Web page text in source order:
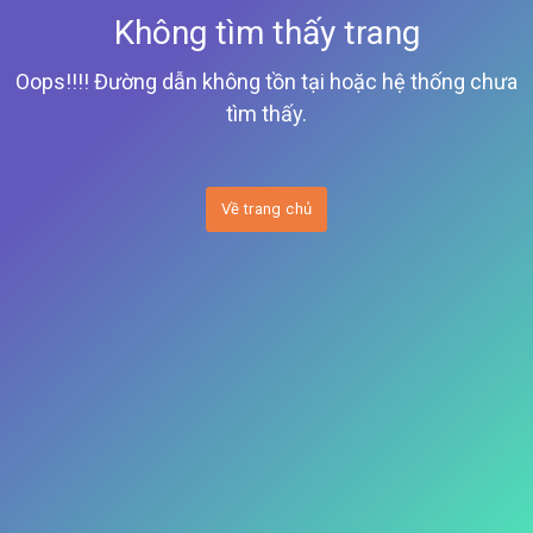
Không tìm thấy trang
Oops!!!! Đường dẫn không tồn tại hoặc hệ thống chưa
tìm thấy.
Về trang chủ